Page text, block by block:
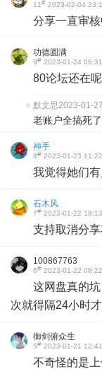
11# 2023-02-04
分享一直审
功德圆满
9# 2023-01-24 06:31
80论坛还在
默文思2023-01-
老账户全搞死
神手
8# 2023-01-23 11:22
我觉得她们有
石木风
7# 2023-01-22 18:13
支持取消分
100867763
6# 2023-01-22 08:22
这网盘真的
次就得隔24小时
御剑俯众生
5# 2023-01-21 12:41
不奇怪的是